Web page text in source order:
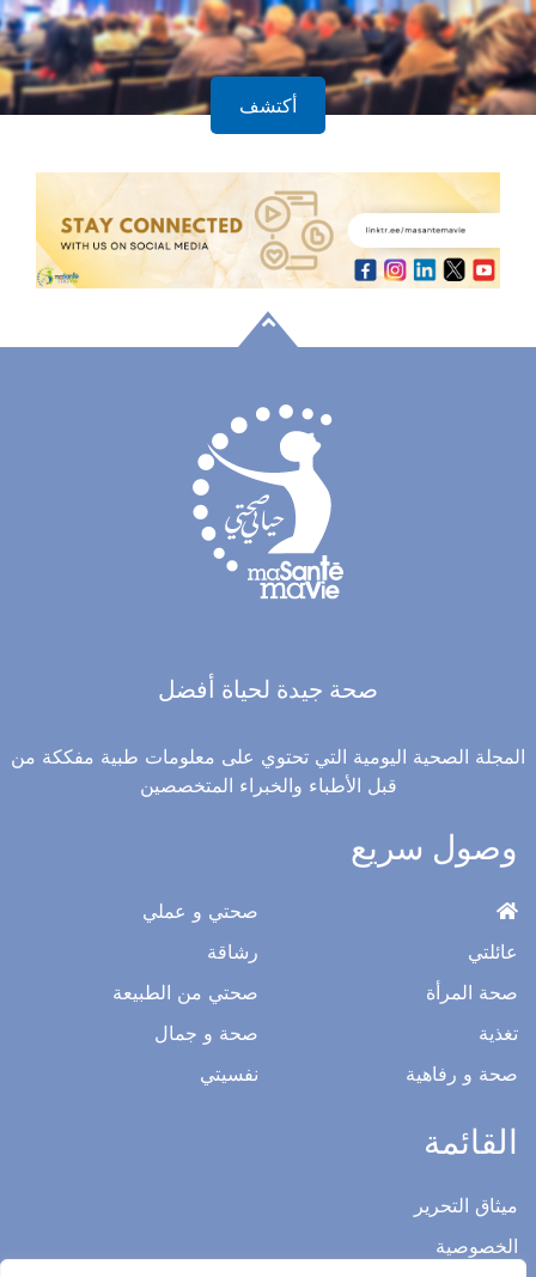
أكتشف
صحة جيدة لحياة أفضل
المجلة الصحية اليومية التي تحتوي على معلومات طبية مفككة من
قبل الأطباء والخبراء المتخصصين
وصول سريع
عائلتي
صحة المرأة
تغذية
صحة و رفاهية
صحتي و عملي
رشاقة
صحتي من الطبيعة
صحة و جمال
نفسيتي
القائمة
ميثاق التحرير
الخصوصية